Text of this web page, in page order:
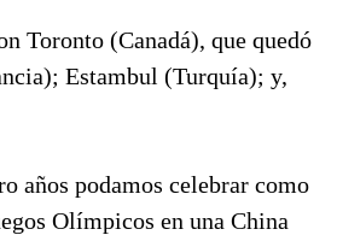
Toronto (Canadá), que quedó
Estambul (Turquía); y,
años podamos celebrar como
Olímpicos en una China